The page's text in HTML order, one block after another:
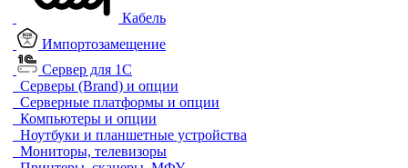
Кабель
Импортозамещение
Сервер для 1С
Серверы (Brand) и опции
Серверные платформы и опции
Компьютеры и опции
Ноутбуки и планшетные устройства
Мониторы, телевизоры